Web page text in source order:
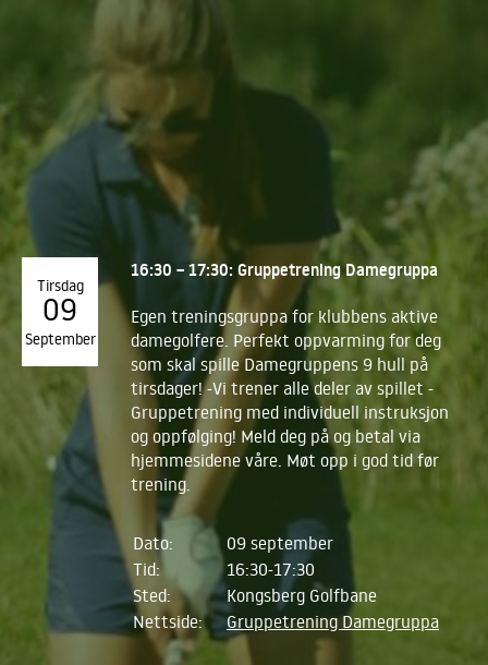
16:30 – 17:30: Gruppetrening Damegruppa
Egen treningsgruppa for klubbens aktive
damegolfere. Perfekt oppvarming for deg
som skal spille Damegruppens 9 hull på
tirsdager! -Vi trener alle deler av spillet -
Gruppetrening med individuell instruksjon
og oppfølging! Meld deg på og betal via
hjemmesidene våre. Møt opp i god tid før
trening.
Dato:
09 september
Tid:
16:30-17:30
Sted:
Kongsberg Golfbane
Nettside:
Gruppetrening Damegruppa
Tirsdag
09
September